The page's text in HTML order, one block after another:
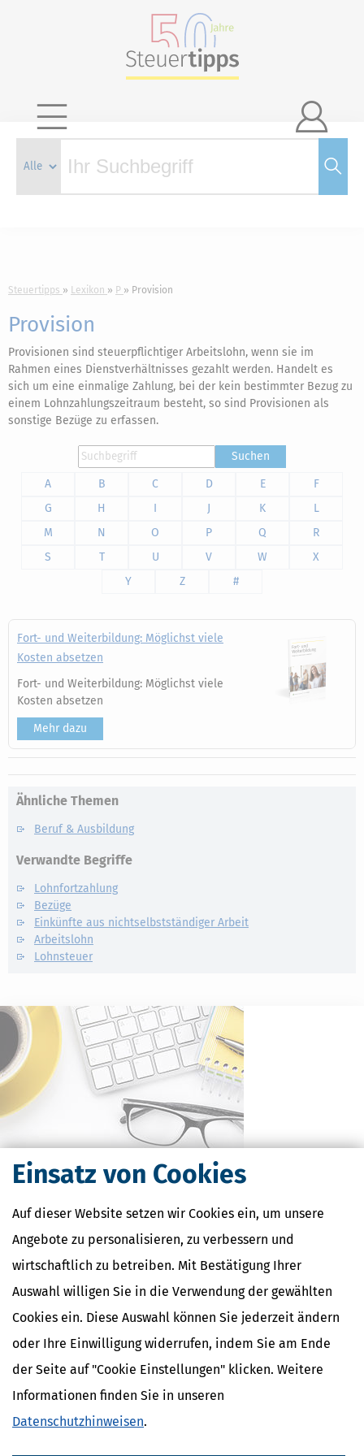
Einsatz von Cookies
Auf dieser Website setzen wir Cookies ein, um unsere
Angebote zu personalisieren, zu verbessern und
wirtschaftlich zu betreiben. Mit Bestätigung Ihrer
Auswahl willigen Sie in die Verwendung der gewählten
Cookies ein. Diese Auswahl können Sie jederzeit ändern
oder Ihre Einwilligung widerrufen, indem Sie am Ende
der Seite auf "Cookie Einstellungen" klicken. Weitere
Informationen finden Sie in unseren
Datenschutzhinweisen.

Steuertipps Lexikon P Provision
Provision
Provisionen sind steuerpflichtiger Arbeitslohn, wenn sie im
Rahmen eines Dienstverhältnisses gezahlt werden. Handelt es
sich um eine einmalige Zahlung, bei der kein bestimmter Bezug zu
einem Lohnzahlungszeitraum besteht, so sind Provisionen als
sonstige Bezüge zu erfassen.
Suchen
A
B C D E
F
G
H I J K
L
M
N O P Q
R
S
T U V W
X
Y
Z #
Fort- und Weiterbildung: Möglichst viele
Kosten absetzen
Fort- und Weiterbildung: Möglichst viele
Kosten absetzen
Mehr dazu
Ähnliche Themen
Beruf & Ausbildung
Verwandte Begriffe
Lohnfortzahlung
Bezüge
Einkünfte aus nichtselbstständiger Arbeit
Arbeitslohn
Lohnsteuer
Geldtipps
Ja, ich möchte die kostenlosen Newsletter
von Steuertipps abonnieren. Die
Datenschutzhinweise
habe ich gelesen.
Meine Einwilligung kann ich jederzeit durch
Steuerwelten